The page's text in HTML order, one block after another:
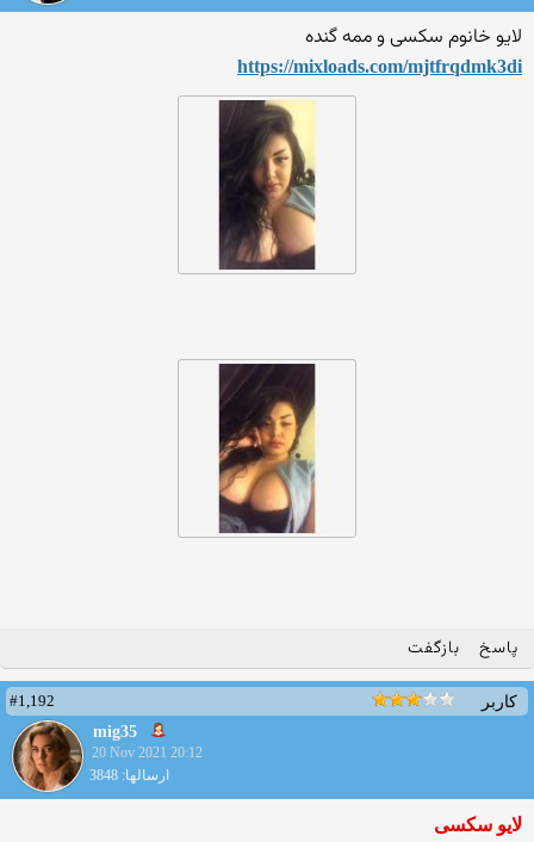
لایو خانوم سکسی و ممه گنده
https://mixloads.com/mjtfrqdmk3di
پاسخ بازگفت
کاربر
#1,192
mig35
20 Nov 2021 20:12
ارسالها: 3848
لایو سکسی